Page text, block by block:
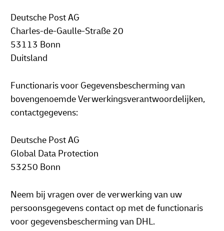
Deutsche Post AG
Charles-de-Gaulle-Straße 20
53113 Bonn
Duitsland
Functionaris voor Gegevensbescherming van
bovengenoemde Verwerkingsverantwoordelijken,
contactgegevens:
Deutsche Post AG
Global Data Protection
53250 Bonn
Neem bij vragen over de verwerking van uw
persoonsgegevens contact op met de functionaris
voor gegevensbescherming van DHL.